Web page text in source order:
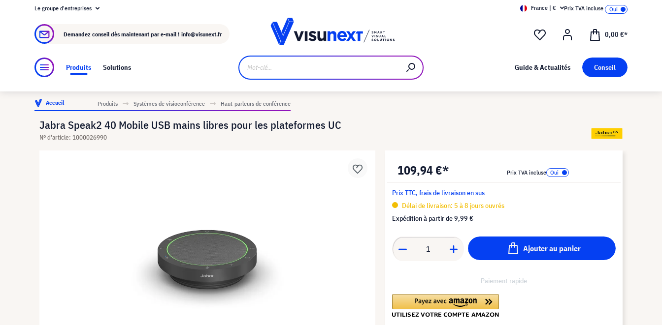
À propos de visunext.fr
Le groupe d'entreprises France | € Prix TVA incluse
Demandez conseil dès maintenant par e-mail ! info@visunext.fr 0,00 €*
Produits Solutions Guide & Actualités Conseil
Accueil Produits Systèmes de visioconférence Haut-parleurs de conférence
Jabra Speak2 40 Mobile USB mains libres pour les plateformes UC
N° d'article: 1000026990
109,94 €* Prix TVA incluse
Prix TTC, frais de livraison en sus
Délai de livraison: 5 à 8 jours ouvrés
Expédition à partir de9,99 €
Ajouter au panier
Paiement rapide